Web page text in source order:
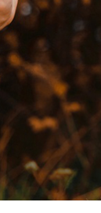
İzmir’deki
22.05.2020
Ankara’daki
22.05.2020
Köpeğim Su
Su İçmeme
22.05.2020